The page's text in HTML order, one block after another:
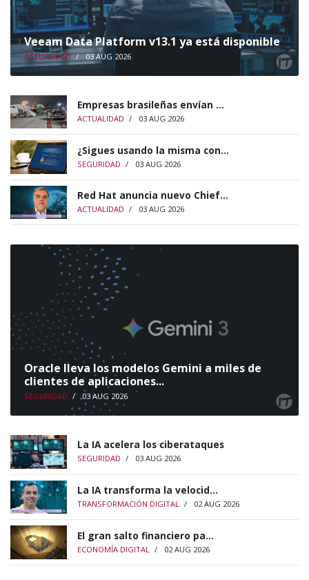
Veeam Data Platform v13.1 ya está disponible
ACTUALIDAD / 03 AUG 2026
Empresas brasileñas envían ...
ACTUALIDAD / 03 AUG 2026
¿Sigues usando la misma con...
SEGURIDAD / 03 AUG 2026
Red Hat anuncia nuevo Chief...
ACTUALIDAD / 03 AUG 2026
Oracle lleva los modelos Gemini a miles de
clientes de aplicaciones...
SEGURIDAD / 03 AUG 2026
La IA acelera los ciberataques
SEGURIDAD / 03 AUG 2026
La IA transforma la velocid...
TRANSFORMACIÓN DIGITAL / 02 AUG 2026
El gran salto financiero pa...
ECONOMÍA DIGITAL / 02 AUG 2026